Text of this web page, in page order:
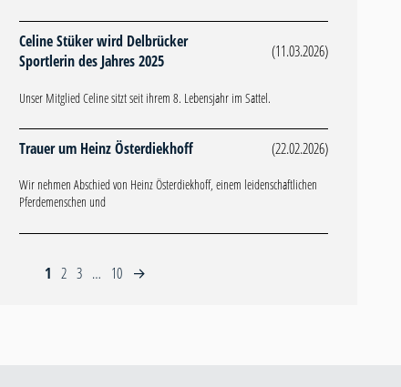
Celine Stüker wird Delbrücker
Sportlerin des Jahres 2025
(11.03.2026)
Unser Mitglied Celine sitzt seit ihrem 8. Lebensjahr im Sattel.
Trauer um Heinz Österdiekhoff (22.02.2026)
Wir nehmen Abschied von Heinz Österdiekhoff, einem leidenschaftlichen
Pferdemenschen und
1 2 3 … 10 →